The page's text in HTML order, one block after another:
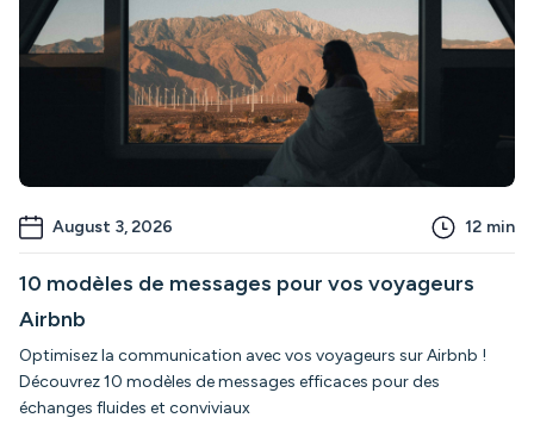
August 3, 2026 12 min
10 modèles de messages pour vos voyageurs
Airbnb
Optimisez la communication avec vos voyageurs sur Airbnb !
Découvrez 10 modèles de messages efficaces pour des
échanges fluides et conviviaux